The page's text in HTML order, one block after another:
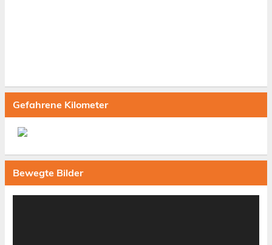
Gefahrene Kilometer
Bewegte Bilder
Video-